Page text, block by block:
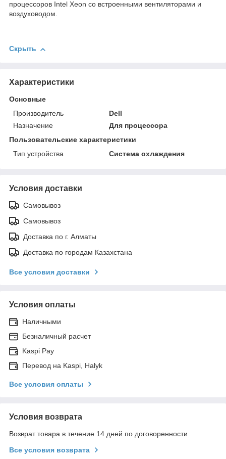
процессоров Intel Xeon со встроенными вентиляторами и
воздуховодом.
Скрыть
Характеристики
Основные
Производитель
Dell
Назначение
Для процессора
Пользовательские характеристики
Тип устройства
Система охлаждения
Условия доставки
Самовывоз
Самовывоз
Доставка по г. Алматы
Доставка по городам Казахстана
Все условия доставки
Условия оплаты
Наличными
Безналичный расчет
Kaspi Pay
Перевод на Kaspi, Halyk
Все условия оплаты
Условия возврата
Возврат товара в течение 14 дней по договоренности
Все условия возврата